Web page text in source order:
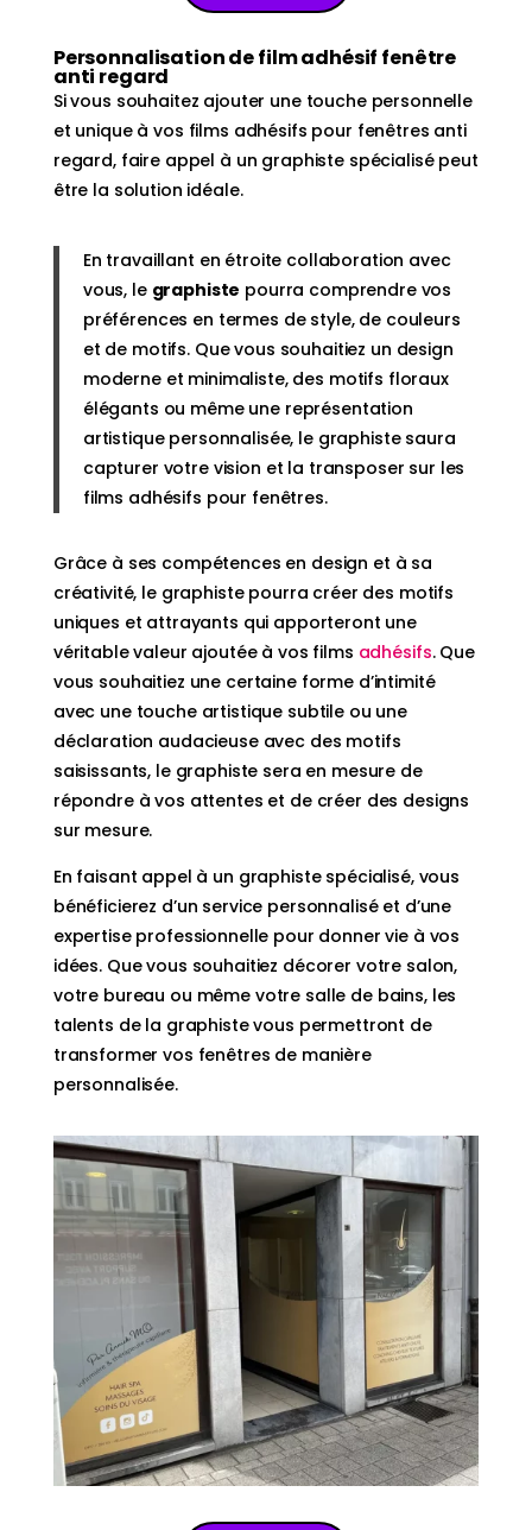
Personnalisation de film adhésif fenêtre
anti regard
Si vous souhaitez ajouter une touche personnelle
et unique à vos films adhésifs pour fenêtres anti
regard, faire appel à un graphiste spécialisé peut
être la solution idéale.
En travaillant en étroite collaboration avec
vous, le graphiste pourra comprendre vos
préférences en termes de style, de couleurs
et de motifs. Que vous souhaitiez un design
moderne et minimaliste, des motifs floraux
élégants ou même une représentation
artistique personnalisée, le graphiste saura
capturer votre vision et la transposer sur les
films adhésifs pour fenêtres.
Grâce à ses compétences en design et à sa
créativité, le graphiste pourra créer des motifs
uniques et attrayants qui apporteront une
véritable valeur ajoutée à vos films adhésifs. Que
vous souhaitiez une certaine forme d’intimité
avec une touche artistique subtile ou une
déclaration audacieuse avec des motifs
saisissants, le graphiste sera en mesure de
répondre à vos attentes et de créer des designs
sur mesure.
En faisant appel à un graphiste spécialisé, vous
bénéficierez d’un service personnalisé et d’une
expertise professionnelle pour donner vie à vos
idées. Que vous souhaitiez décorer votre salon,
votre bureau ou même votre salle de bains, les
talents de la graphiste vous permettront de
transformer vos fenêtres de manière
personnalisée.